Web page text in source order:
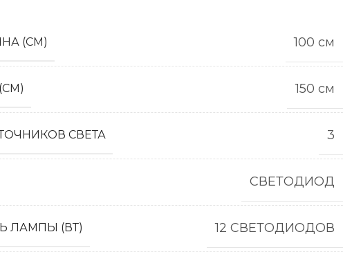
(СМ) 100 см
150 см
СВЕТА 3
СВЕТОДИОД
ЛАМПЫ (ВТ) 12 СВЕТОДИОДОВ